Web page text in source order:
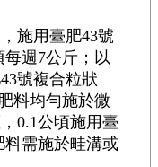
施用臺肥43號
週7公斤；以
號複合粒狀
料均勻施於微
0.1公頃施用臺
料需施於畦溝或